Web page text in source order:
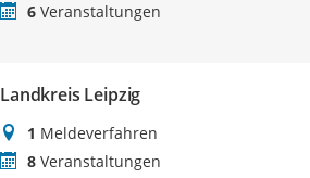
6 Veranstaltungen
Landkreis Leipzig
1 Meldeverfahren
8 Veranstaltungen